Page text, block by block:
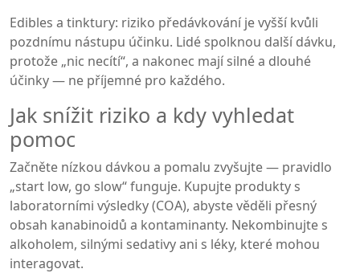
Edibles a tinktury: riziko předávkování je vyšší kvůli
pozdnímu nástupu účinku. Lidé spolknou další dávku,
protože „nic necítí“, a nakonec mají silné a dlouhé
účinky — ne příjemné pro každého.
Jak snížit riziko a kdy vyhledat
pomoc
Začněte nízkou dávkou a pomalu zvyšujte — pravidlo
„start low, go slow“ funguje. Kupujte produkty s
laboratorními výsledky (COA), abyste věděli přesný
obsah kanabinoidů a kontaminanty. Nekombinujte s
alkoholem, silnými sedativy ani s léky, které mohou
interagovat.